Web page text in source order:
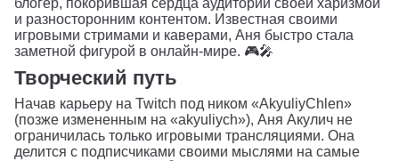
блогер, покорившая сердца аудитории своей харизмой
и разносторонним контентом. Известная своими
игровыми стримами и каверами, Аня быстро стала
заметной фигурой в онлайн-мире. 🎮🎤
Творческий путь
Начав карьеру на Twitch под ником «AkyuliyChlen»
(позже измененным на «akyuliych»), Аня Акулич не
ограничилась только игровыми трансляциями. Она
делится с подписчиками своими мыслями на самые